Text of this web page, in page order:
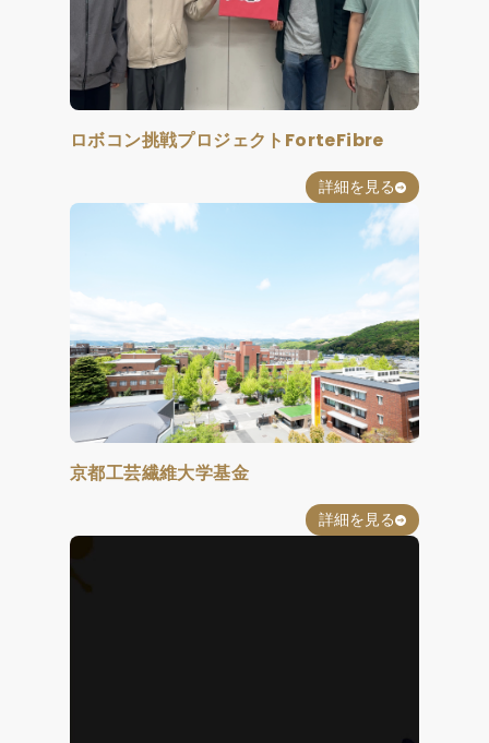
ロボコン挑戦プロジェクトForteFibre
詳細を見る
京都工芸繊維大学基金
詳細を見る